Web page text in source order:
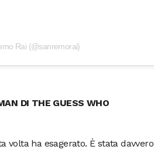
Rai (@sanremorai)
DI THE GUESS WHO
volta ha esagerato. È stata davvero